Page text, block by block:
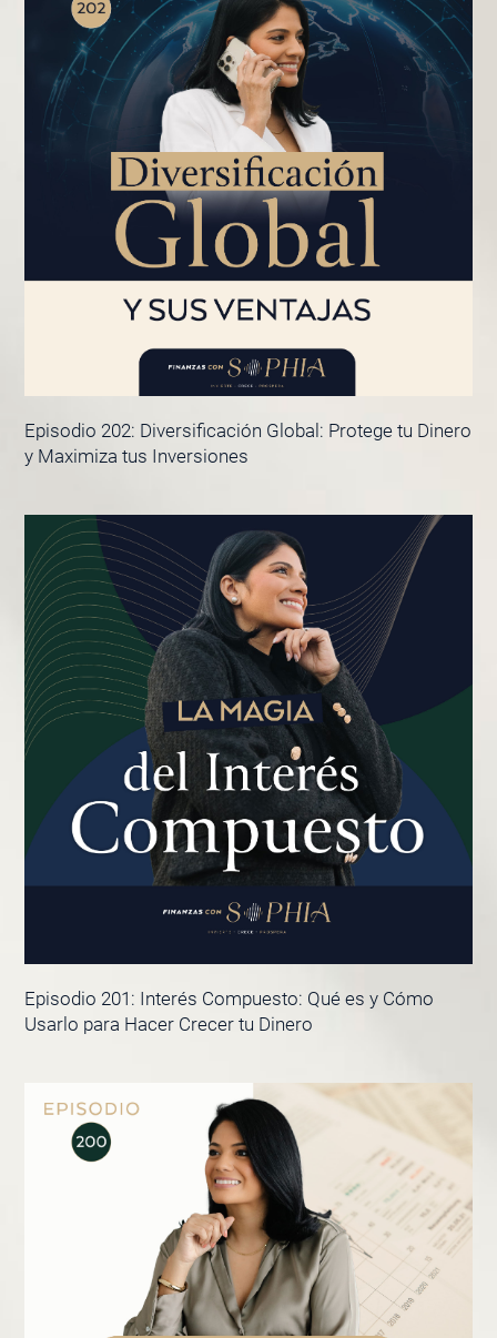
Episodio 202: Diversificación Global: Protege tu Dinero
y Maximiza tus Inversiones
Episodio 201: Interés Compuesto: Qué es y Cómo
Usarlo para Hacer Crecer tu Dinero